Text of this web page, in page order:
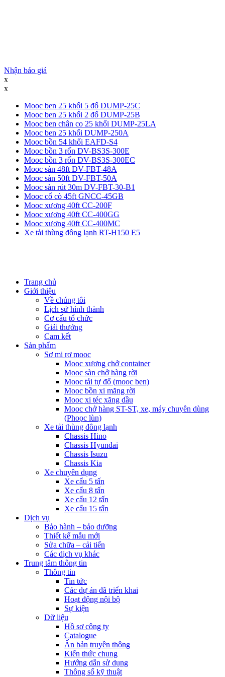
Nhận báo giá
x
x
Mooc ben 25 khối 5 đố DUMP-25C
Mooc ben 25 khối 2 đố DUMP-25B
Mooc ben chân co 25 khối DUMP-25LA
Mooc ben 25 khối DUMP-250A
Mooc bồn 54 khối EAFD-S4
Mooc bồn 3 rốn DV-BS3S-300E
Mooc bồn 3 rốn DV-BS3S-300EC
Mooc sàn 48ft DV-FBT-48A
Mooc sàn 50ft DV-FBT-50A
Mooc sàn rút 30m DV-FBT-30-B1
Mooc cổ cò 45ft GNCC-45GB
Mooc xương 40ft CC-200F
Mooc xương 40ft CC-400GG
Mooc xương 40ft CC-400MC
Xe tải thùng đông lạnh RT-H150 E5
Trang chủ
Giới thiệu
Về chúng tôi
Lịch sử hình thành
Cơ cấu tổ chức
Giải thưởng
Cam kết
Sản phẩm
Sơ mi rơ mooc
Mooc xương chở container
Mooc sàn chở hàng rời
Mooc tải tự đổ (mooc ben)
Mooc bồn xi măng rời
Mooc xi téc xăng dầu
Mooc chở hàng ST-ST, xe, máy chuyên dùng
(Phoọc lùn)
Xe tải thùng đông lạnh
Chassis Hino
Chassis Hyundai
Chassis Isuzu
Chassis Kia
Xe chuyên dụng
Xe cẩu 5 tấn
Xe cẩu 8 tấn
Xe cẩu 12 tấn
Xe cẩu 15 tấn
Dịch vụ
Bảo hành – bảo dưỡng
Thiết kế mẫu mới
Sửa chữa – cải tiến
Các dịch vụ khác
Trung tâm thông tin
Thông tin
Tin tức
Các dự án đã triển khai
Hoạt động nội bộ
Sự kiện
Dữ liệu
Hồ sơ công ty
Catalogue
Ấn bản truyền thông
Kiến thức chung
Hướng dẫn sử dụng
Thông số kỹ thuật